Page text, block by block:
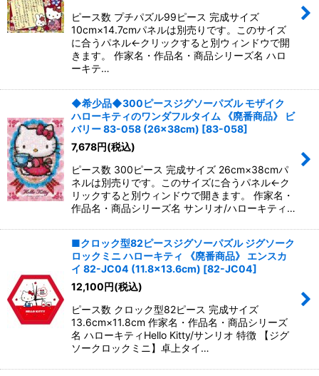
ピース数 プチパズル99ピース 完成サイズ
10cm×14.7cmパネルは別売りです。このサイズ
に合うパネル←クリックすると別ウィンドウで開
きます。 作家名・作品名・商品シリーズ名 ハロ
ーキテ…
◆希少品◆300ピースジグソーパズル モザイク
ハローキティのワンダフルタイム 《廃番商品》 ビ
バリー 83-058 (26×38cm) [83-058]
7,678円(税込)
ピース数 300ピース 完成サイズ 26cm×38cmパ
ネルは別売りです。このサイズに合うパネル←ク
リックすると別ウィンドウで開きます。 作家名・
作品名・商品シリーズ名 サンリオ/ハローキティ…
■クロック型82ピースジグソーパズル ジグソーク
ロックミニ ハローキティ 《廃番商品》 エンスカ
イ 82-JC04 (11.8×13.6cm) [82-JC04]
12,100円(税込)
ピース数 クロック型82ピース 完成サイズ
13.6cm×11.8cm 作家名・作品名・商品シリーズ
名 ハローキティHello Kitty/サンリオ 特徴 【ジグ
ソークロックミニ】卓上タイ…